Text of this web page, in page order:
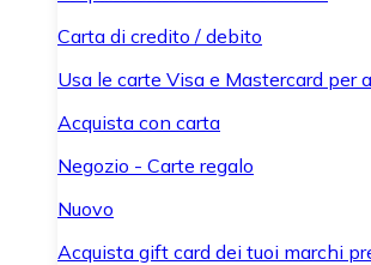
Carta di credito / debito
Usa le carte Visa e Mastercard per
Acquista con carta
Negozio - Carte regalo
Nuovo
Acquista gift card dei tuoi marchi